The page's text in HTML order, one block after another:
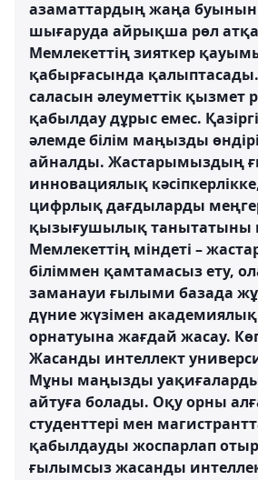
азаматтардың жаңа буынын
шығаруда айрықша рөл
Мемлекеттің зияткер
қабырғасында қалыптасады.
саласын әлеуметтік қызмет
қабылдау дұрыс емес.
әлемде білім маңызды
айналды. Жастарымыздың
инновациялық
цифрлық дағдыларды
қызығушылық танытатыны
Мемлекеттің міндеті –
біліммен қамтамасыз ету,
заманауи ғылыми базада
дүние жүзімен
орнатуына жағдай жасау.
Жасанды интеллект
Мұны маңызды
айтуға болады. Оқу орны
студенттері мен
қабылдауды жоспарлап отыр.
ғылымсыз жасанды